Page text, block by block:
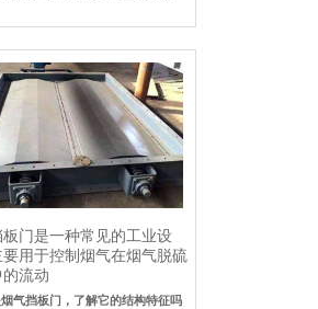
板门是一种常见的工业设
要用于控制烟气在烟气脱硫
流动
气挡板门，了解它的结构特征吗